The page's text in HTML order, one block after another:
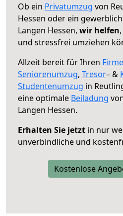
Ob ein Privatumzug von
Hessen oder ein
Langen Hessen, wir helfen
und stressfrei umziehen
Allzeit bereit für Ihren
Seniorenumzug, Tresor– &
Studentenumzug in
eine optimale Beiladung
Langen Hessen.
Erhalten Sie jetzt in nur
unverbindliche und
Kostenlose